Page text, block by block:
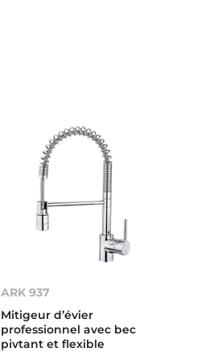
ARK 937
Mitigeur d’évier
professionnel avec bec
pivtant et flexible